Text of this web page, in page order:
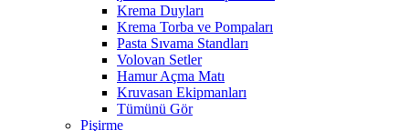
Krema Duyları
Krema Torba ve Pompaları
Pasta Sıvama Standları
Volovan Setler
Hamur Açma Matı
Kruvasan Ekipmanları
Tümünü Gör
Pişirme